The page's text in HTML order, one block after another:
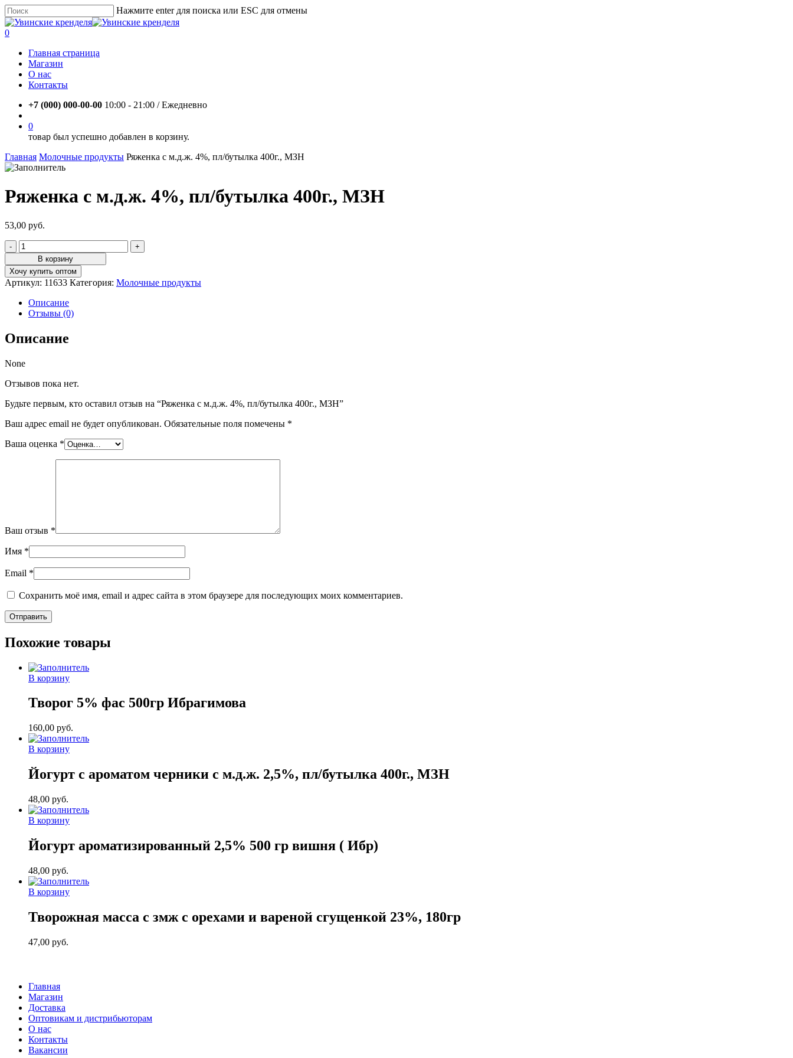
Skip
to
main
Нажмите enter для поиска или ESC для отмены
Close
Search
account
0
Главная страница
Магазин
О нас
Контакты
+7 (000) 000-00-00 10:00 - 21:00 / Eжедневно
0
товар был успешно добавлен в корзину.
Главная Молочные продукты Ряженка с м.д.ж. 4%, пл/бутылка 400г., МЗН
Ряженка с м.д.ж. 4%, пл/бутылка 400г., МЗН
53,00 руб.
Количество
товара
Ряженка
с
м.д.ж.
4%,
пл/
бутылка
МЗН
В корзину
Хочу купить оптом
Артикул: 11633 Категория: Молочные продукты
Описание
Отзывы (0)
Описание
None
Отзывов пока нет.
Будьте первым, кто оставил отзыв на “Ряженка с м.д.ж. 4%, пл/бутылка 400г., МЗН”
Ваш адрес email не будет опубликован. Обязательные поля помечены *
Ваша оценка *
Ваш отзыв *
Имя *
Email *
Сохранить моё имя, email и адрес сайта в этом браузере для последующих моих комментариев.
Похожие товары
В корзину
Творог 5% фас 500гр Ибрагимова
160,00 руб.
В корзину
Йогурт с ароматом черники с м.д.ж. 2,5%, пл/бутылка 400г., МЗН
48,00 руб.
В корзину
Йогурт ароматизированный 2,5% 500 гр вишня ( Ибр)
48,00 руб.
В корзину
Творожная масса с змж с орехами и вареной сгущенкой 23%, 180гр
47,00 руб.
Главная
Магазин
Доставка
Оптовикам и дистрибьюторам
О нас
Контакты
Вакансии